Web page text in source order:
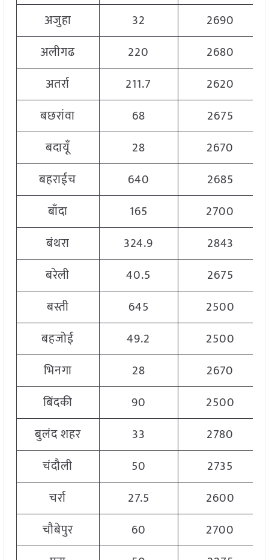
अजुहा
32
2690
अलीगढ
220
2680
अतर्रा
211.7
2620
बछरांवा
68
2675
बदायूँ
28
2670
बहराईच
640
2685
बाँदा
165
2700
बंथरा
324.9
2843
बरेली
40.5
2675
बस्ती
645
2500
बहजोई
49.2
2500
भिनगा
28
2670
बिंदकी
90
2500
बुलंद शहर
33
2780
चंदौली
50
2735
चर्रा
27.5
2600
चौबेपुर
60
2700